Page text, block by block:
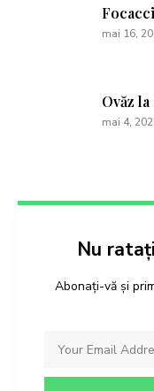
mai 16,
Ovăz
mai 4,
Nu
Abonați-vă și